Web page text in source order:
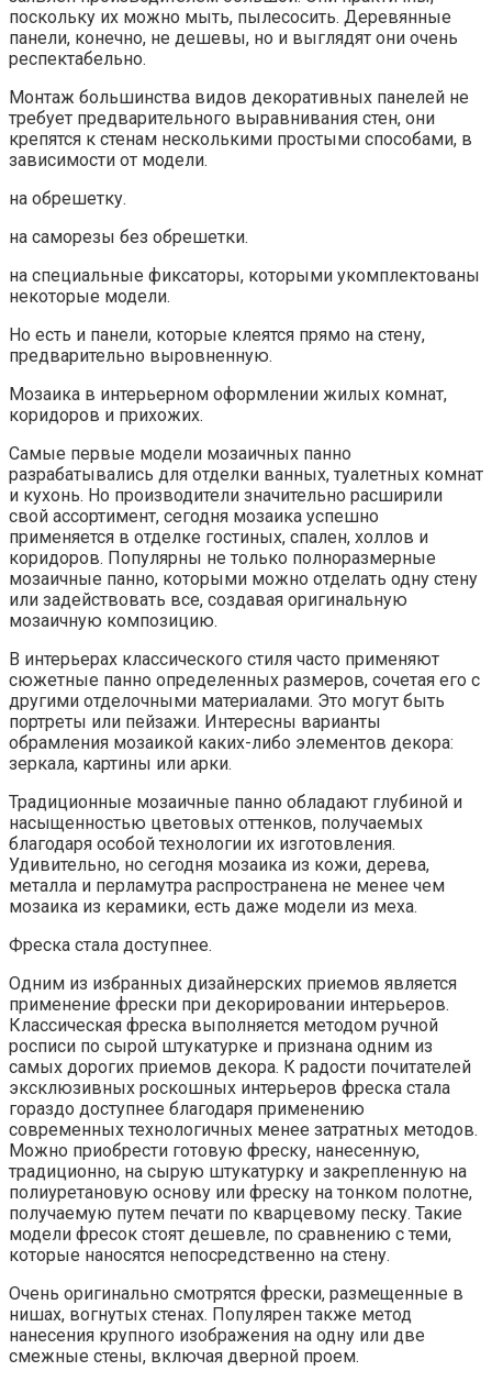
поскольку их можно мыть, пылесосить. Деревянные
панели, конечно, не дешевы, но и выглядят они очень
респектабельно.
Монтаж большинства видов декоративных панелей не
требует предварительного выравнивания стен, они
крепятся к стенам несколькими простыми способами, в
зависимости от модели.
на обрешетку.
на саморезы без обрешетки.
на специальные фиксаторы, которыми укомплектованы
некоторые модели.
Но есть и панели, которые клеятся прямо на стену,
предварительно выровненную.
Мозаика в интерьерном оформлении жилых комнат,
коридоров и прихожих.
Самые первые модели мозаичных панно
разрабатывались для отделки ванных, туалетных комнат
и кухонь. Но производители значительно расширили
свой ассортимент, сегодня мозаика успешно
применяется в отделке гостиных, спален, холлов и
коридоров. Популярны не только полноразмерные
мозаичные панно, которыми можно отделать одну стену
или задействовать все, создавая оригинальную
мозаичную композицию.
В интерьерах классического стиля часто применяют
сюжетные панно определенных размеров, сочетая его с
другими отделочными материалами. Это могут быть
портреты или пейзажи. Интересны варианты
обрамления мозаикой каких-либо элементов декора:
зеркала, картины или арки.
Традиционные мозаичные панно обладают глубиной и
насыщенностью цветовых оттенков, получаемых
благодаря особой технологии их изготовления.
Удивительно, но сегодня мозаика из кожи, дерева,
металла и перламутра распространена не менее чем
мозаика из керамики, есть даже модели из меха.
Фреска стала доступнее.
Одним из избранных дизайнерских приемов является
применение фрески при декорировании интерьеров.
Классическая фреска выполняется методом ручной
росписи по сырой штукатурке и признана одним из
самых дорогих приемов декора. К радости почитателей
эксклюзивных роскошных интерьеров фреска стала
гораздо доступнее благодаря применению
современных технологичных менее затратных методов.
Можно приобрести готовую фреску, нанесенную,
традиционно, на сырую штукатурку и закрепленную на
полиуретановую основу или фреску на тонком полотне,
получаемую путем печати по кварцевому песку. Такие
модели фресок стоят дешевле, по сравнению с теми,
которые наносятся непосредственно на стену.
Очень оригинально смотрятся фрески, размещенные в
нишах, вогнутых стенах. Популярен также метод
нанесения крупного изображения на одну или две
смежные стены, включая дверной проем.